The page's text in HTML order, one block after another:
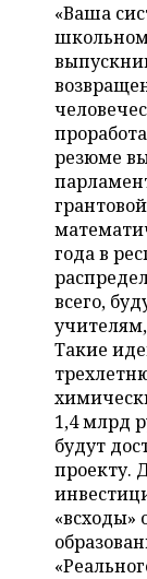
ВОЛЕЙБОЛ
КИБЕРСПОРТ
ФИГУРНОЕ
ВОДНЫЕ
ХОККЕЙ С
ИСТОРИЯ
КУЛЬТУРА
МЕДИЦИНА
СПИСОК
СПИСОК
ПОЛНАЯ
«Ваша
школьном
резюме
года в
всего,
Такие
1,4 млрд
будут
проекту.
«всходы»